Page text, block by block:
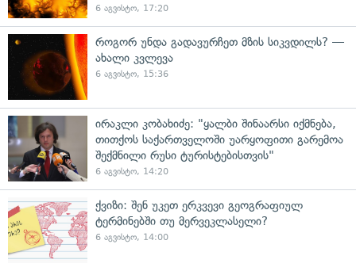
6 აგვისტო, 17:20
როგორ უნდა გადავურჩეთ მზის სიკვდილს? —
ახალი კვლევა
6 აგვისტო, 15:36
ირაკლი კობახიძე: "ყალბი შინაარსი იქმნება,
თითქოს საქართველოში უარყოფითი გარემოა
შექმნილი რუსი ტურისტებისთვის"
6 აგვისტო, 14:20
ქვიზი: შენ უკეთ ერკვევი გეოგრაფიულ
ტერმინებში თუ მერვეკლასელი?
6 აგვისტო, 14:00